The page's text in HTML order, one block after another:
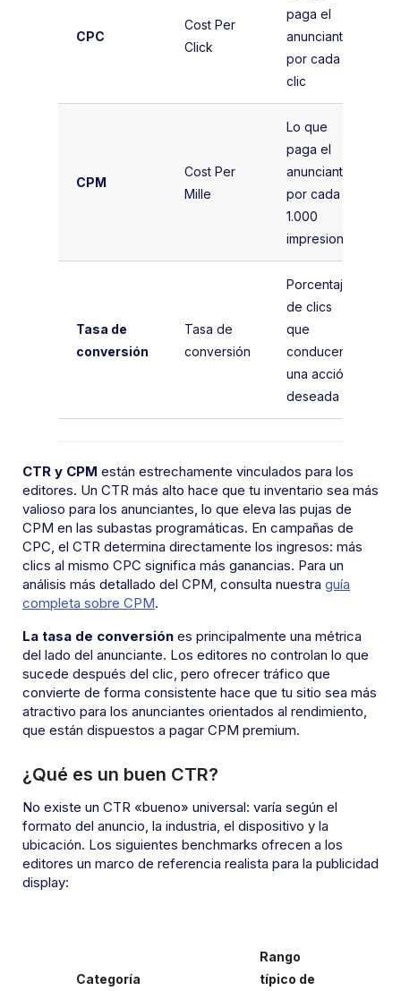
CPC
Cost Per
Click
paga el
anunciante
por cada
clic
CPM
Cost Per
Mille
Lo que
paga el
anunciante
por cada
1.000
impresiones
Tasa de
conversión
Tasa de
conversión
Porcentaje
de clics
que
conducen a
una acción
deseada
CTR y CPM están estrechamente vinculados para los
editores. Un CTR más alto hace que tu inventario sea más
valioso para los anunciantes, lo que eleva las pujas de
CPM en las subastas programáticas. En campañas de
CPC, el CTR determina directamente los ingresos: más
clics al mismo CPC significa más ganancias. Para un
análisis más detallado del CPM, consulta nuestra guía
completa sobre CPM.
La tasa de conversión es principalmente una métrica
del lado del anunciante. Los editores no controlan lo que
sucede después del clic, pero ofrecer tráfico que
convierte de forma consistente hace que tu sitio sea más
atractivo para los anunciantes orientados al rendimiento,
que están dispuestos a pagar CPM premium.
¿Qué es un buen CTR?
No existe un CTR «bueno» universal: varía según el
formato del anuncio, la industria, el dispositivo y la
ubicación. Los siguientes benchmarks ofrecen a los
editores un marco de referencia realista para la publicidad
display:
Categoría
Rango
típico de